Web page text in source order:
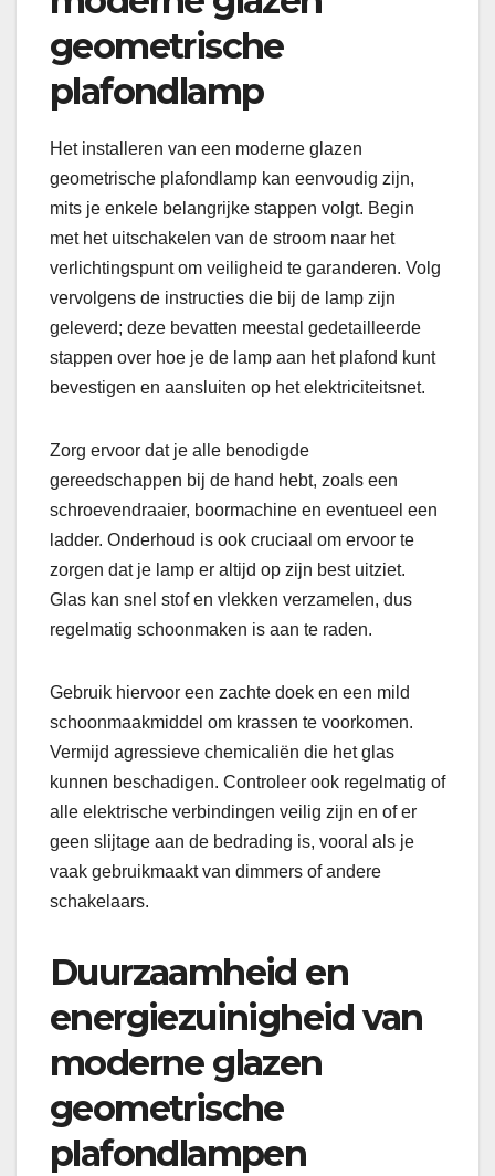
geometrische
plafondlamp
Het installeren van een moderne glazen
geometrische plafondlamp kan eenvoudig zijn,
mits je enkele belangrijke stappen volgt. Begin
met het uitschakelen van de stroom naar het
verlichtingspunt om veiligheid te garanderen. Volg
vervolgens de instructies die bij de lamp zijn
geleverd; deze bevatten meestal gedetailleerde
stappen over hoe je de lamp aan het plafond kunt
bevestigen en aansluiten op het elektriciteitsnet.
Zorg ervoor dat je alle benodigde
gereedschappen bij de hand hebt, zoals een
schroevendraaier, boormachine en eventueel een
ladder. Onderhoud is ook cruciaal om ervoor te
zorgen dat je lamp er altijd op zijn best uitziet.
Glas kan snel stof en vlekken verzamelen, dus
regelmatig schoonmaken is aan te raden.
Gebruik hiervoor een zachte doek en een mild
schoonmaakmiddel om krassen te voorkomen.
Vermijd agressieve chemicaliën die het glas
kunnen beschadigen. Controleer ook regelmatig of
alle elektrische verbindingen veilig zijn en of er
geen slijtage aan de bedrading is, vooral als je
vaak gebruikmaakt van dimmers of andere
schakelaars.
Duurzaamheid en
energiezuinigheid van
moderne glazen
geometrische
plafondlampen